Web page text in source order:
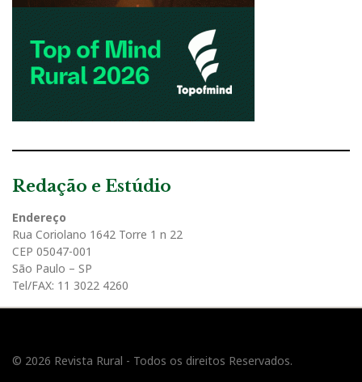
Redação e Estúdio
Endereço
Rua Coriolano 1642 Torre 1 n 22
CEP 05047-001
São Paulo – SP
Tel/FAX: 11 3022 4260
© 2026 Revista Rural - Todos os direitos Reservados.